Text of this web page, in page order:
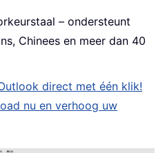
– ondersteunt
Chinees en meer dan 40
direct met één klik!
nu en verhoog uw